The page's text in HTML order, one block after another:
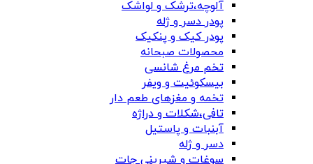
آلوچه،ترشک و لواشک
پودر دسر و ژله
پودر کیک و پنکیک
محصولات صبحانه
تخم مرغ شانسی
بیسکوئیت و ویفر
تخمه و مغزهای طعم دار
تافی،شکلات و دراژه
آبنبات و پاستیل
دسر و ژله
سوغات و شیرینی جات